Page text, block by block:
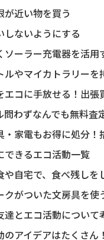
が近い物を買う
しないようにする
ソーラー充電器を活用
ルやマイカトラリーを
エコに手放せる！出張
問わずなんでも無料査
・家電もお得に処分！
できるエコ活動一覧
や自宅で、食べ残しを
クがついた文房具を使
達とエコ活動について
のアイデアはたくさん